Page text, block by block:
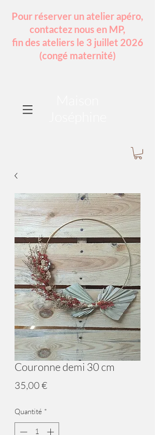
Pour réserver un atelier apéro,
contactez nous en MP,
fin des ateliers le 3 juillet 2026
(congé maternité)
Couronne demi 30 cm
35,00 €
Quantité *